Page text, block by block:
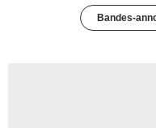
Bandes-